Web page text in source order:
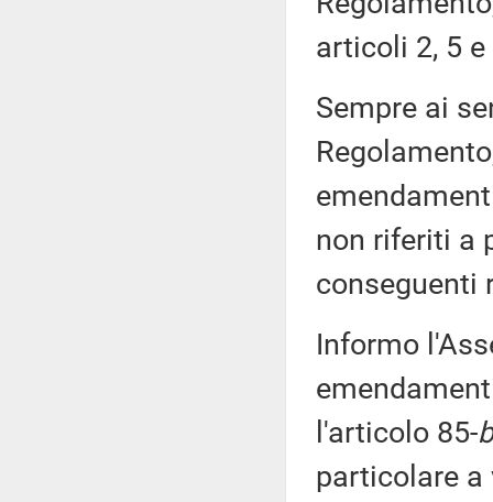
articoli 2, 5
Sempre ai
non riferiti a
conseguenti
Informo
l'articolo 85-
particolare a